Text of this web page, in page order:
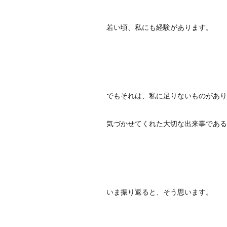
若い頃、私にも経験があります。
でもそれは、私に足りないものがあ
気づかせてくれた大切な出来事であ
いま振り返ると、そう思います。